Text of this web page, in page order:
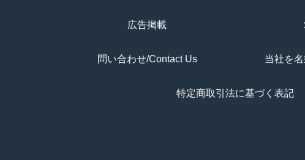
広告掲載
問い合わせ/Contact Us 当社を
特定商取引法に基づく表記